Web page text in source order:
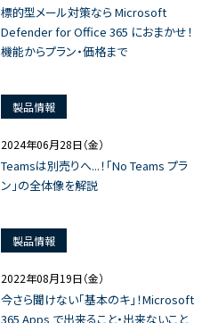
標的型メール対策なら Microsoft
Defender for Office 365 におまかせ！
機能からプラン・価格まで
製品情報
2024年06月28日（金）
Teamsは別売りへ...！「No Teams プラ
ン」の全体像を解説
製品情報
2022年08月19日（金）
今さら聞けない「基本のキ」！Microsoft
365 Apps で出来ること・出来ないこと